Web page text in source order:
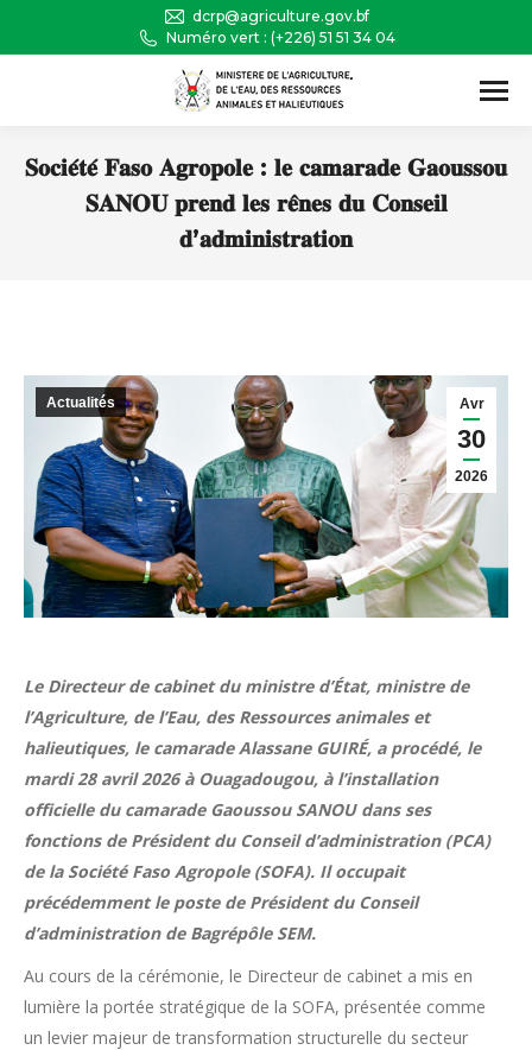
dcrp@agriculture.gov.bf
Numéro vert : (+226) 51 51 34 04
𝐒𝐨𝐜𝐢𝐞́𝐭𝐞́ 𝐅𝐚𝐬𝐨 𝐀𝐠𝐫𝐨𝐩𝐨𝐥𝐞 : 𝐥𝐞 𝐜𝐚𝐦𝐚𝐫𝐚𝐝𝐞 𝐆𝐚𝐨𝐮𝐬𝐬𝐨𝐮
𝐒𝐀𝐍𝐎𝐔 𝐩𝐫𝐞𝐧𝐝 𝐥𝐞𝐬 𝐫𝐞̂𝐧𝐞𝐬 𝐝𝐮 𝐂𝐨𝐧𝐬𝐞𝐢𝐥
𝐝’𝐚𝐝𝐦𝐢𝐧𝐢𝐬𝐭𝐫𝐚𝐭𝐢𝐨𝐧
Avr
30
2026
Actualités
Le Directeur de cabinet du ministre d’État, ministre de
l’Agriculture, de l’Eau, des Ressources animales et
halieutiques, le camarade Alassane GUIRÉ, a procédé, le
mardi 28 avril 2026 à Ouagadougou, à l’installation
officielle du camarade Gaoussou SANOU dans ses
fonctions de Président du Conseil d’administration (PCA)
de la Société Faso Agropole (SOFA). Il occupait
précédemment le poste de Président du Conseil
d’administration de Bagrépôle SEM.
Au cours de la cérémonie, le Directeur de cabinet a mis en
lumière la portée stratégique de la SOFA, présentée comme
un levier majeur de transformation structurelle du secteur